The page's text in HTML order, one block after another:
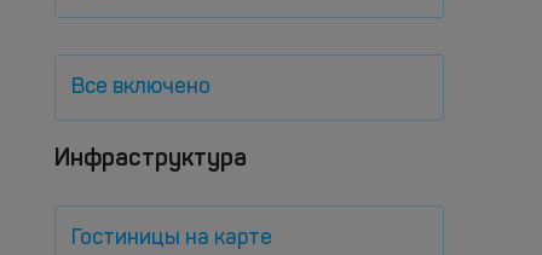
Все включено
Инфраструктура
Гостиницы на карте